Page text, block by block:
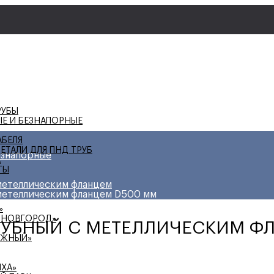
И БЕЗНАПОРНЫЕ
ДЛЯ ПНД ТРУБ
фланцем
фланцем D500 мм
С МЕТЕЛЛИЧЕСКИМ